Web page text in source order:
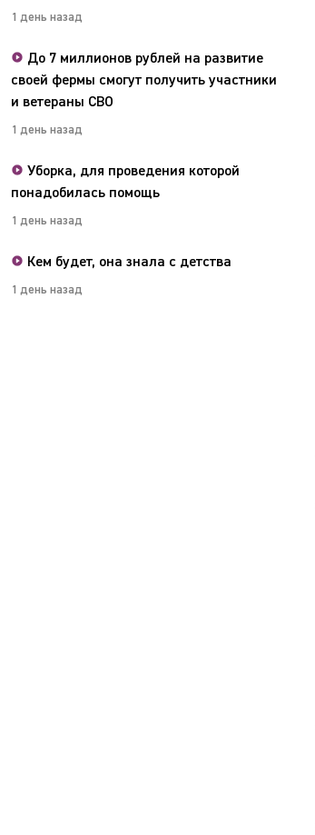
1 день назад
До 7 миллионов рублей на развитие
своей фермы смогут получить участники
и ветераны СВО
1 день назад
Уборка, для проведения которой
понадобилась помощь
1 день назад
Кем будет, она знала с детства
1 день назад